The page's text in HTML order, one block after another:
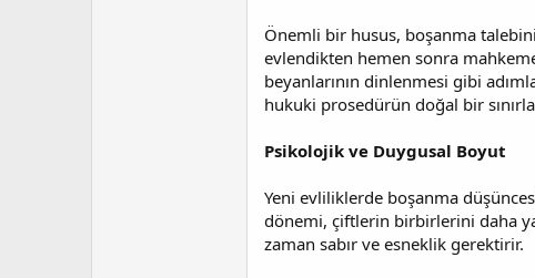
Önemli bir husus, boşanma
evlendikten hemen sonra
beyanlarının dinlenmesi gibi
hukuki prosedürün doğal bir
Psikolojik ve Duygusal Boyut
Yeni evliliklerde boşanma
dönemi, çiftlerin birbirlerini daha
zaman sabır ve esneklik gerektirir.